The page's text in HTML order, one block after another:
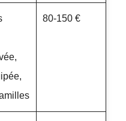
80-150 €